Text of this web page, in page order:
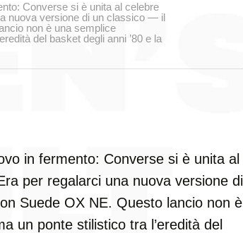
Converse si è unita al celebre
nuova versione di un classico — il
non è una semplice
del basket degli anni ’80 e la
in fermento: Converse si è unita al
per regalarci una nuova versione di
Suede OX NE. Questo lancio non è
un ponte stilistico tra l’eredità del